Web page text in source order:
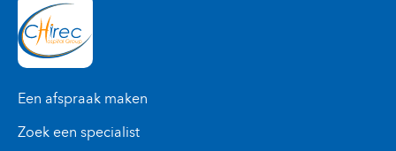
Een afspraak maken
Zoek een specialist